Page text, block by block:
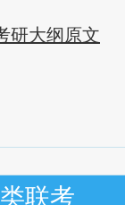
研大纲原文
联考